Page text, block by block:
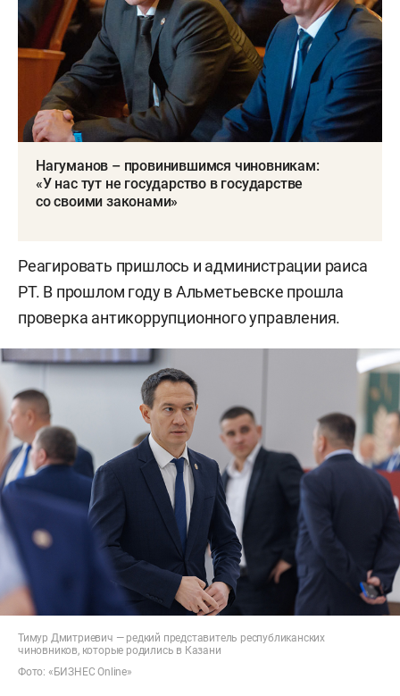
Нагуманов – провинившимся чиновникам:
«У нас тут не государство в государстве
со своими законами»
Реагировать пришлось и администрации раиса
РТ. В прошлом году в Альметьевске прошла
проверка антикоррупционного управления.
Тимур Дмитриевич — редкий представитель республиканских
чиновников, которые родились в Казани
Фото: «БИЗНЕС Online»